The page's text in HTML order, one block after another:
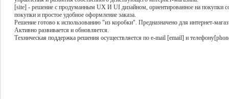
[site] - решение с продуманным UX И UI дизайном, ориентированное на покупки
покупки и простое удобное оформление заказа.
Решение готово к использованию "из коробки". Предназначено для интернет-
Активно развивается и обновляется.
Техническая поддержка решения осуществляется по e-mail [email] и